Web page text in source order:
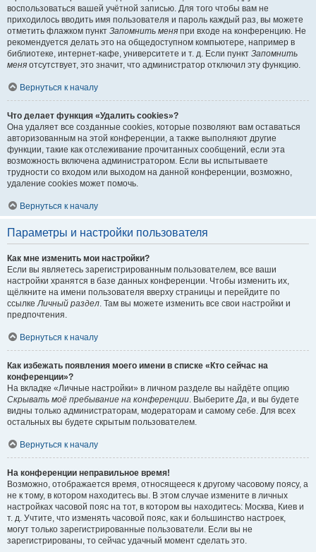
воспользоваться вашей учётной записью. Для того чтобы вам не
приходилось вводить имя пользователя и пароль каждый раз, вы можете
отметить флажком пункт Запомнить меня при входе на конференцию. Не
рекомендуется делать это на общедоступном компьютере, например в
библиотеке, интернет-кафе, университете и т. д. Если пункт Запомнить
меня отсутствует, это значит, что администратор отключил эту функцию.
Вернуться к началу
Что делает функция «Удалить cookies»?
Она удаляет все созданные cookies, которые позволяют вам оставаться
авторизованным на этой конференции, а также выполняют другие
функции, такие как отслеживание прочитанных сообщений, если эта
возможность включена администратором. Если вы испытываете
трудности со входом или выходом на данной конференции, возможно,
удаление cookies может помочь.
Вернуться к началу
Параметры и настройки пользователя
Как мне изменить мои настройки?
Если вы являетесь зарегистрированным пользователем, все ваши
настройки хранятся в базе данных конференции. Чтобы изменить их,
щёлкните на имени пользователя вверху страницы и перейдите по
ссылкеЛичный раздел. Там вы можете изменить все свои настройки и
предпочтения.
Вернуться к началу
Как избежать появления моего имени в списке «Кто сейчас на
конференции»?
На вкладке «Личные настройки» в личном разделе вы найдёте опцию
Скрывать моё пребывание на конференции. ВыберитеДа, и вы будете
видны только администраторам, модераторам и самому себе. Для всех
остальных вы будете скрытым пользователем.
Вернуться к началу
На конференции неправильное время!
Возможно, отображается время, относящееся к другому часовому поясу, а
не к тому, в котором находитесь вы. В этом случае измените в личных
настройках часовой пояс на тот, в котором вы находитесь: Москва, Киев и
т. д. Учтите, что изменять часовой пояс, как и большинство настроек,
могут только зарегистрированные пользователи. Если вы не
зарегистрированы, то сейчас удачный момент сделать это.